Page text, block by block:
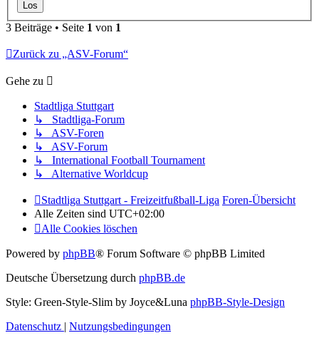
3 Beiträge • Seite 1 von 1
Zurück zu „ASV-Forum“
Gehe zu
Stadtliga Stuttgart
↳ Stadtliga-Forum
↳ ASV-Foren
↳ ASV-Forum
↳ International Football Tournament
↳ Alternative Worldcup
Stadtliga Stuttgart - Freizeitfußball-Liga Foren-Übersicht
Alle Zeiten sind UTC+02:00
Alle Cookies löschen
Powered by phpBB® Forum Software © phpBB Limited
Deutsche Übersetzung durch phpBB.de
Style: Green-Style-Slim by Joyce&Luna phpBB-Style-Design
Datenschutz | Nutzungsbedingungen